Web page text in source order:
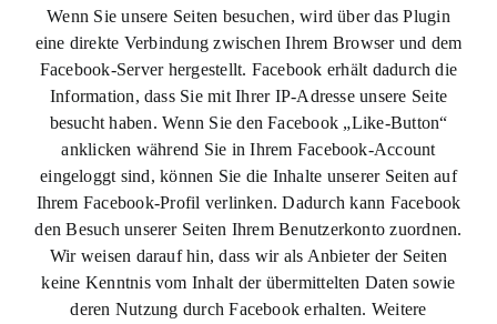
Wenn Sie unsere Seiten besuchen, wird über das Plugin
eine direkte Verbindung zwischen Ihrem Browser und dem
Facebook-Server hergestellt. Facebook erhält dadurch die
Information, dass Sie mit Ihrer IP-Adresse unsere Seite
besucht haben. Wenn Sie den Facebook „Like-Button“
anklicken während Sie in Ihrem Facebook-Account
eingeloggt sind, können Sie die Inhalte unserer Seiten auf
Ihrem Facebook-Profil verlinken. Dadurch kann Facebook
den Besuch unserer Seiten Ihrem Benutzerkonto zuordnen.
Wir weisen darauf hin, dass wir als Anbieter der Seiten
keine Kenntnis vom Inhalt der übermittelten Daten sowie
deren Nutzung durch Facebook erhalten. Weitere